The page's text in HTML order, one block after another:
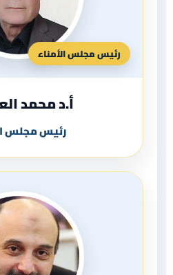
رئيس مجلس الأمناء
أ.د محمد
رئيس مجلس